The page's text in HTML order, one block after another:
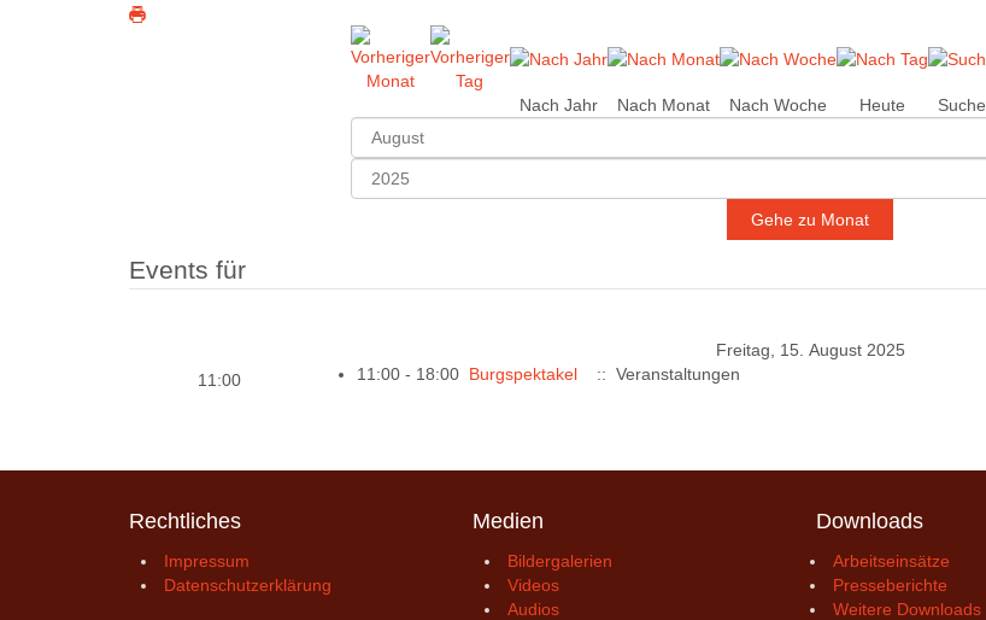
Nach Jahr Nach Monat Nach Woche Heute Suche
Gehe zu Monat
Events für
Freitag, 15. August 2025
11:00
11:00 - 18:00 Burgspektakel :: Veranstaltungen
Rechtliches
Impressum
Datenschutzerklärung
Medien
Bildergalerien
Videos
Audios
Downloads
Arbeitseinsätze
Presseberichte
Weitere Downloads